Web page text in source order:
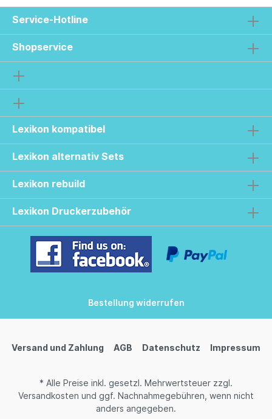
Service-Hotline
Shopservice
Lexikon kompatibel
Lexikon alternativ Sets
Lexikon rebuild
Lexikon Druckerzubehör
Bestellung widerrufen
Versand und Zahlung AGB Datenschutz Impressum
* Alle Preise inkl. gesetzl. Mehrwertsteuer zzgl.
Versandkosten und ggf. Nachnahmegebühren, wenn nicht
anders angegeben.